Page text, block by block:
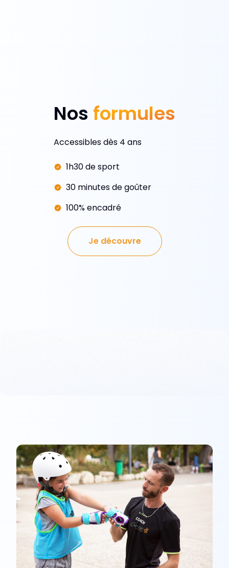
Nos formules
Accessibles dès 4 ans
1h30 de sport
30 minutes de goûter
100% encadré
Je découvre